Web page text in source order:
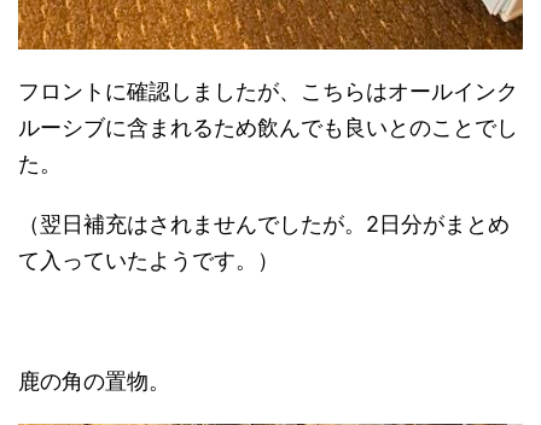
フロントに確認しましたが、こちらはオールインク
ルーシブに含まれるため飲んでも良いとのことでし
た。
（翌日補充はされませんでしたが。2日分がまとめ
て入っていたようです。）
鹿の角の置物。